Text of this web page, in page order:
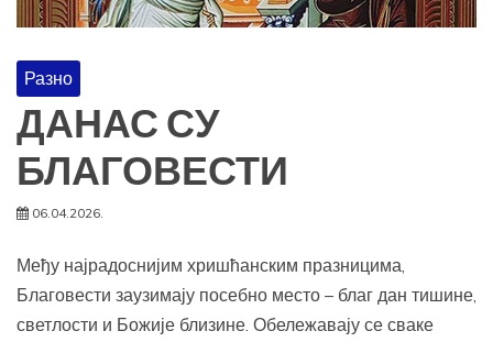
Разно
ДАНАС СУ
БЛАГОВЕСТИ
06.04.2026.
Међу најрадоснијим хришћанским празницима,
Благовести заузимају посебно место – благ дан тишине,
светлости и Божије близине. Обележавају се сваке